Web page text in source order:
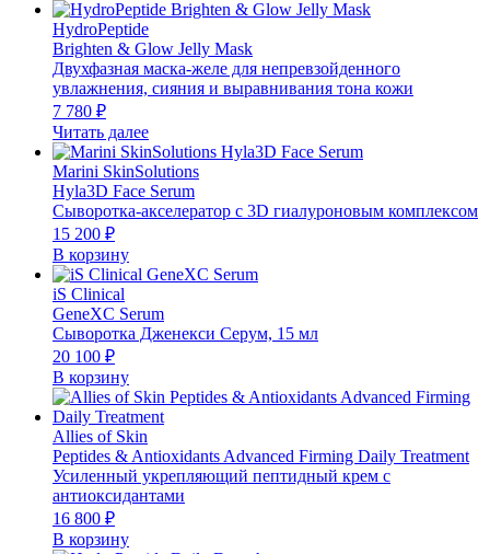
HydroPeptide
Brighten & Glow Jelly Mask
Двухфазная маска-желе для непревзойденного
увлажнения, сияния и выравнивания тона кожи
7 780 ₽
Читать далее
Marini SkinSolutions
Hyla3D Face Serum
Сыворотка-акселератор с 3D гиалуроновым комплексом
15 200 ₽
В корзину
iS Clinical
GeneXC Serum
Сыворотка Дженекси Серум, 15 мл
20 100 ₽
В корзину
Allies of Skin
Peptides & Antioxidants Advanced Firming Daily Treatment
Усиленный укрепляющий пептидный крем с
антиоксидантами
16 800 ₽
В корзину